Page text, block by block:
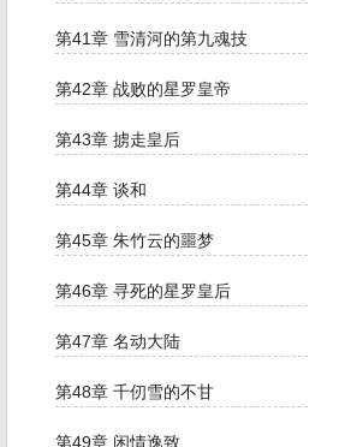
第41章 雪清河的第九魂技
第42章 战败的星罗皇帝
第43章 掳走皇后
第44章 谈和
第45章 朱竹云的噩梦
第46章 寻死的星罗皇后
第47章 名动大陆
第48章 千仞雪的不甘
第49章 闲情逸致